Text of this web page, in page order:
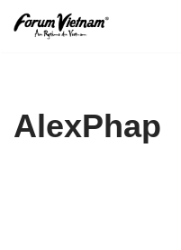
AlexPhap